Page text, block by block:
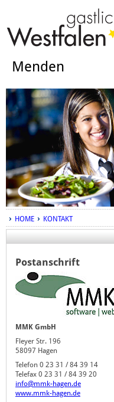
Menden
HOME KONTAKT
Postanschrift
MMK GmbH
Fleyer Str. 196
58097 Hagen
Telefon 0 23 31 / 84 39 14
Telefax 0 23 31 / 84 39 20
info@mmk-hagen.de
www.mmk-hagen.de